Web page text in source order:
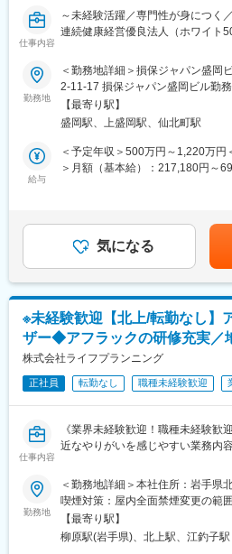
ライム上場／合計109拠点を有す
ーリングの機会を与える制度「キ
も実施しています。これらの研修
し、より挑戦意欲に溢れる行員の
■当行が求める人物像：
岩手銀行の財産は「信用」の担い
の成長が同行の成長、地域社会の
化に力強く立ち向かい、既成の価
力や行動力を持った「人」を求め
■当行について：
・東証プライム上場、県内外100
・岩手県のリーディングバンクで
展に貢献する」「健全経営に徹す
ライム上場／合計109拠点を有す
変更の範囲：会社の定める業務
仕事内容
～未経験活躍／専門性が身につく
連続健康経営優良法人（ホワイト
事故受付から損害調査、事故の相
金のお支払いまでを担当いただき
な出来事に対し、日常生活へ戻る
直接感謝の言葉をいただくことも
です。専門知識を学びながら成長
リアアップを目指していただけま
■職務詳細
・顧客対応およびフォローアップ
・関連書類の作成および管理
との交流を通じて、企業理解を深
の大切な機会となります。入社後
を幅広く学べる導入研修、そして
ます。OJT担当の先輩社員が丁寧
方でも安心して業務を習得できま
研修も充実しており、専門知識を
を目指せる環境です。
■働き方
在宅勤務やシフト勤務など柔軟な
や介護などのライフイベントに合
た効率的な業務プロセスの導入に
進されています。
■キャリアパス
社員一人ひとりのキャリア形成を
勤務地
＜勤務地詳細＞損保ジャパン盛岡
2-11-17 損保ジャパン盛岡ビル勤
喫煙対策：屋内全面禁煙変更の範
ートワーク含む）
【最寄り駅】
盛岡駅、上盛岡駅、仙北町駅
給与
＜予定年収＞500万円～1,220万円
＞月額（基本給）：217,180円～
の入社時の想定年収は500万（月
335,000円）となります。賃金は
選考を通じて上下する可能性があ
含めた表記です。
気になる
※未経験歓迎【北上/転勤なし】
ザー◆アフラックの研修充実／
株式会社ライフプランニング
正社員 転勤なし 職種未経験歓迎
仕事内容
《業界未経験歓迎！職種未経験歓
近なやりがいを感じやすい業務内
1988年に生命保険代理店として登
業スタイルの事業運営を行う当社
ーとして業務に従事していただきま
■具体的には：
勤務地
＜勤務地詳細＞本社住所：岩手県
喫煙対策：屋内全面禁煙変更の範
【最寄り駅】
柳原駅(岩手県)、北上駅、江釣子駅